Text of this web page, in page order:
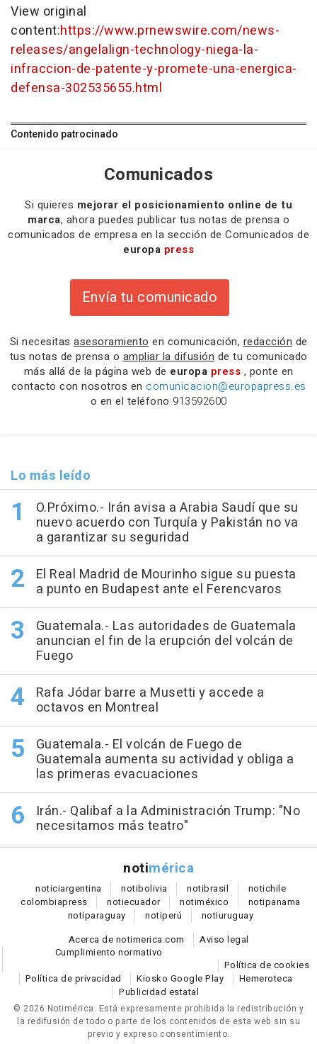
View original
content:https://www.prnewswire.com/news-
releases/angelalign-technology-niega-la-
infraccion-de-patente-y-promete-una-energica-
defensa-302535655.html
Contenido patrocinado
Comunicados
Si quieres mejorar el posicionamiento online de tu
marca, ahora puedes publicar tus notas de prensa o
comunicados de empresa en la sección de Comunicados de
europa press
Envía tu comunicado
Si necesitas asesoramiento en comunicación, redacción de
tus notas de prensa o ampliar la difusión de tu comunicado
más allá de la página web de europa press , ponte en
contacto con nosotros en comunicacion@europapress.es
o en el teléfono 913592600
Lo más leído
O.Próximo.- Irán avisa a Arabia Saudí que su
nuevo acuerdo con Turquía y Pakistán no va
a garantizar su seguridad
El Real Madrid de Mourinho sigue su puesta
a punto en Budapest ante el Ferencvaros
Guatemala.- Las autoridades de Guatemala
anuncian el fin de la erupción del volcán de
Fuego
Rafa Jódar barre a Musetti y accede a
octavos en Montreal
Guatemala.- El volcán de Fuego de
Guatemala aumenta su actividad y obliga a
las primeras evacuaciones
Irán.- Qalibaf a la Administración Trump: "No
necesitamos más teatro"
notimérica
noticiargentina notibolivia notibrasil notichile
colombiapress notiecuador notiméxico notipanama
notiparaguay notiperú notiuruguay
Acerca de notimerica.com
Aviso legal
Cumplimiento normativo
Política de cookies
Política de privacidad
Kiosko Google Play
Hemeroteca
Publicidad estatal
© 2026 Notimérica. Está expresamente prohibida la redistribución y
la redifusión de todo o parte de los contenidos de esta web sin su
previo y expreso consentimiento.